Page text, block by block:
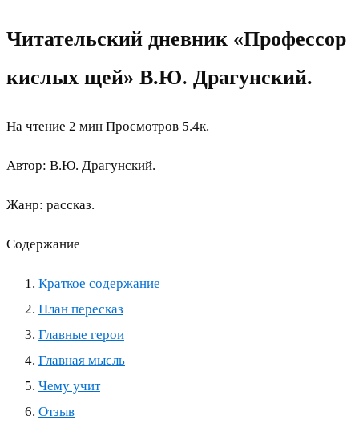
Читательский дневник «Профессор
кислых щей» В.Ю. Драгунский.
На чтение 2 мин Просмотров 5.4к.
Автор: В.Ю. Драгунский.
Жанр: рассказ.
Содержание
Краткое содержание
План пересказ
Главные герои
Главная мысль
Чему учит
Отзыв